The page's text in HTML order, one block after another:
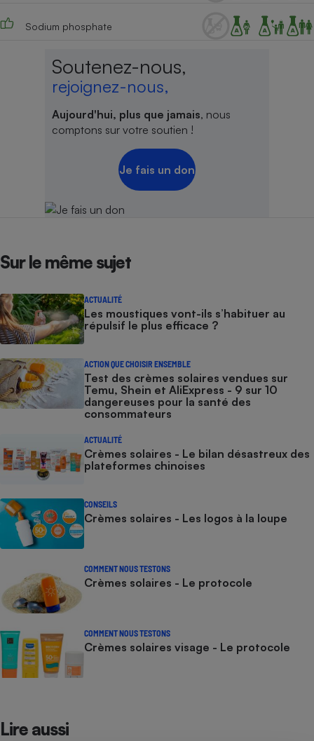
Sodium phosphate
Soutenez-nous,
rejoignez-nous,
Aujourd'hui, plus que jamais, nous
comptons sur votre soutien !
Je fais un don
Sur le même sujet
ACTUALITÉ
Les moustiques vont-ils s’habituer au
répulsif le plus efficace ?
ACTION QUE CHOISIR ENSEMBLE
Test des crèmes solaires vendues sur
Temu, Shein et AliExpress - 9 sur 10
dangereuses pour la santé des
consommateurs
ACTUALITÉ
Crèmes solaires - Le bilan désastreux des
plateformes chinoises
CONSEILS
Crèmes solaires - Les logos à la loupe
COMMENT NOUS TESTONS
Crèmes solaires - Le protocole
COMMENT NOUS TESTONS
Crèmes solaires visage - Le protocole
Lire aussi